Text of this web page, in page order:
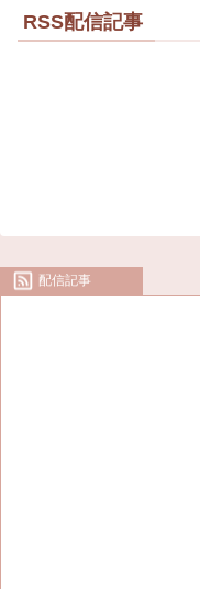
RSS配信記事
配信記事